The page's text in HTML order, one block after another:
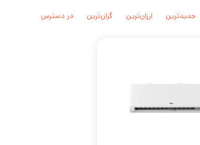
جدیدترین ارزان‌ترین گران‌ترین در دسترس